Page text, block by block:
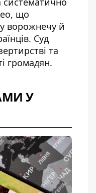
що
ворожнечу й
Суд
та
громадян.
У